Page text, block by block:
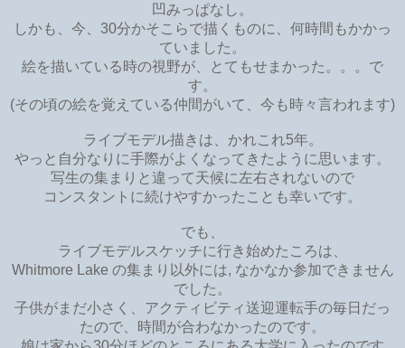
凹みっぱなし。
しかも、今、30分かそこらで描くものに、何時間もかかっ
ていました。
絵を描いている時の視野が、とてもせまかった。。。で
す。
(その頃の絵を覚えている仲間がいて、今も時々言われます)
ライブモデル描きは、かれこれ5年。
やっと自分なりに手際がよくなってきたように思います。
写生の集まりと違って天候に左右されないので
コンスタントに続けやすかったことも幸いです。
でも、
ライブモデルスケッチに行き始めたころは、
Whitmore Lake の集まり以外には, なかなか参加できません
でした。
子供がまだ小さく、アクティビティ送迎運転手の毎日だっ
たので、時間が合わなかったのです。